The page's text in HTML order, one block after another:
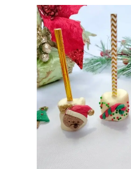
CURSOS
CONTACTO